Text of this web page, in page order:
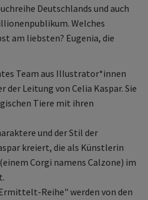
Deutschlands und auch
Welches
am liebsten? Eugenia, die
Team aus Illustrator*innen
Leitung von Celia Kaspar. Sie
Tiere mit ihren
und der Stil der
kreiert, die als Künstlerin
Corgi namens Calzone) im
Reihe" werden von den